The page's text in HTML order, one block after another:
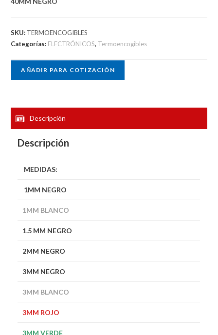
SKU: TERMOENCOGIBLES
Categorías: ELECTRÓNICOS, Termoencogibles
AÑADIR PARA COTIZACIÓN
Descripción
Descripción
MEDIDAS:
1MM NEGRO
1MM BLANCO
1.5 MM NEGRO
2MM NEGRO
3MM NEGRO
3MM BLANCO
3MM ROJO
3MM VERDE